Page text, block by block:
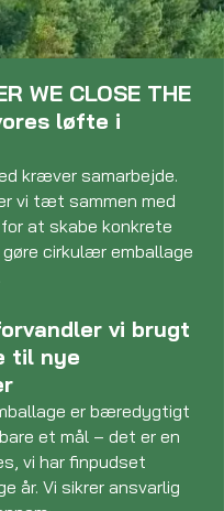
WE CLOSE THE
løfte i
kræver samarbejde.
vi tæt sammen med
at skabe konkrete
cirkulær emballage
vi brugt
til nye
er bæredygtigt
et mål – det er en
vi har finpudset
år. Vi sikrer ansvarlig